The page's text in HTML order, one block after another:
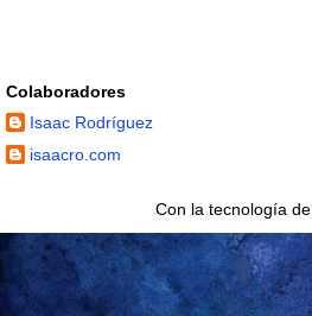
Colaboradores
Isaac Rodríguez
isaacro.com
Con la tecnología de